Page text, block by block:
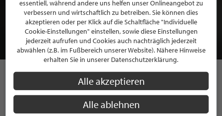
MITGLIEDSCHAFT BEI STILPUNKTE®
JETZT GRATIS BEWERBEN
STILPUNKTE AUF
INSTAGRAM
essentiell, während andere uns helfen unser Onlineangebot zu
verbessern und wirtschaftlich zu betreiben. Sie können dies
akzeptieren oder per Klick auf die Schaltfläche "Individuelle
Cookie-Einstellungen" einstellen, sowie diese Einstellungen
jederzeit aufrufen und Cookies auch nachträglich jederzeit
abwählen (z.B. im Fußbereich unserer Website). Nähere Hinweise
erhalten Sie in unserer Datenschutzerklärung.
Alle akzeptieren
Alle ablehnen